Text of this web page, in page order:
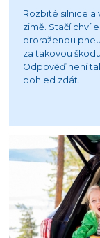
Rozbité silnice a
zimě. Stačí
proraženou
za takovou
Odpověď není
pohled zdát.